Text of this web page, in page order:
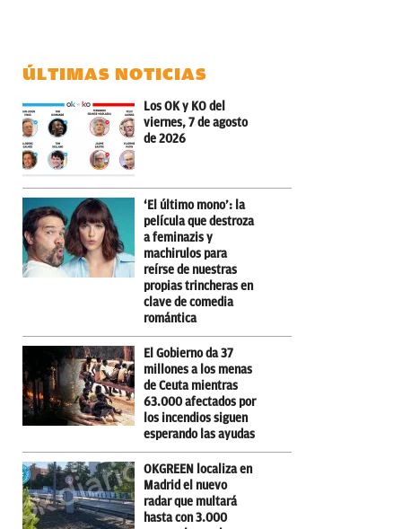
ÚLTIMAS NOTICIAS
Los OK y KO del
viernes, 7 de agosto
de 2026
‘El último mono’: la
película que destroza
a feminazis y
machirulos para
reírse de nuestras
propias trincheras en
clave de comedia
romántica
El Gobierno da 37
millones a los menas
de Ceuta mientras
63.000 afectados por
los incendios siguen
esperando las ayudas
OKGREEN localiza en
Madrid el nuevo
radar que multará
hasta con 3.000